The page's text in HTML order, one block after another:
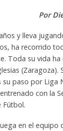
Por
y lleva
ha recorrido
Toda su vida
(Zaragoza).
paso por Liga
con la
Fútbol.
en el equipo